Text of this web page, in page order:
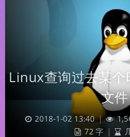
Linux查询过去某个
文件
2018-1-02 13:40 |
72 字 |